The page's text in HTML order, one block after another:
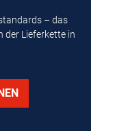
– das
der Lieferkette in